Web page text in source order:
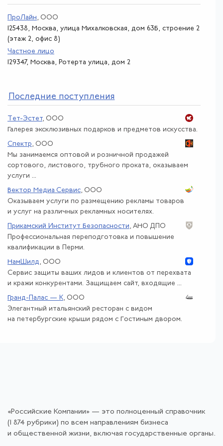
ПроЛайн , ООО
125438, Москва, улица Михалковская, дом 63Б, строение 2
(этаж 2, офис 8)
Частное лицо
129347, Москва, Ротерта улица, дом 2
Последние поступления
Тет-Эстет, ООО
Галерея эксклюзивных подарков и предметов искусства.
Спектр , ООО
Мы занимаемся оптовой и розничной продажей
сортового, листового, трубного проката, оказываем
услуги ...
Вектор Медиа Сервис, ООО
Оказываем услуги по размещению рекламы товаров
и услуг на различных рекламных носителях.
Прикамский Институт Безопасности , АНО ДПО
Профессиональная переподготовка и повышение
квалификации в Перми.
НамШилд , ООО
Сервис защиты ваших лидов и клиентов от перехвата
и кражи конкурентами. Защищаем сайт, входящие ...
Гранд-Палас — К, ООО
Элегантный итальянский ресторан с видом
на петербургские крыши рядом с Гостиным двором.
«Российские Компании» — это полноценный справочник
(1 874 рубрики) по всем направлениям бизнеса
и общественной жизни, включая государственные органы.